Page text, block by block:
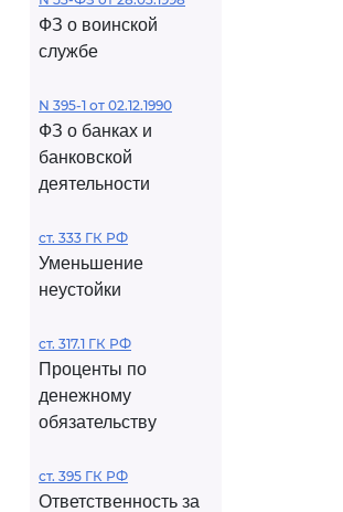
ФЗ о воинской
службе
N 395-1 от 02.12.1990
ФЗ о банках и
банковской
деятельности
ст. 333 ГК РФ
Уменьшение
неустойки
ст. 317.1 ГК РФ
Проценты по
денежному
обязательству
ст. 395 ГК РФ
Ответственность за